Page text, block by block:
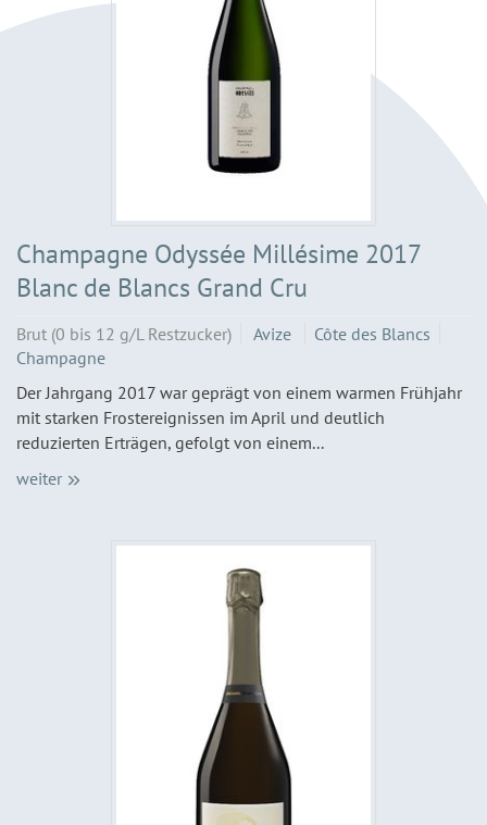
Champagne Odyssée Millésime 2017
Blanc de Blancs Grand Cru
Brut (0 bis 12 g/L Restzucker) Avize
Côte des Blancs
Champagne
Der Jahrgang 2017 war geprägt von einem warmen Frühjahr
mit starken Frostereignissen im April und deutlich
reduzierten Erträgen, gefolgt von einem...
weiter